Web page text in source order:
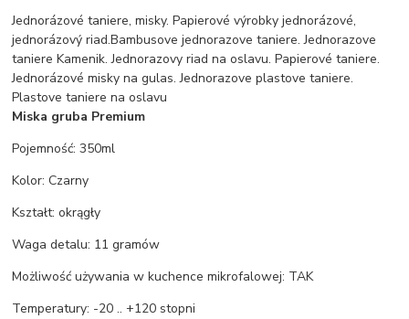
Jednorázové taniere, misky. Papierové výrobky jednorázové,
jednorázový riad.Bambusove jednorazove taniere. Jednorazove
taniere Kamenik. Jednorazovy riad na oslavu. Papierové taniere.
Jednorázové misky na gulas. Jednorazove plastove taniere.
Plastove taniere na oslavu
Miska gruba Premium
Pojemność: 350ml
Kolor: Czarny
Kształt: okrągły
Waga detalu: 11 gramów
Możliwość używania w kuchence mikrofalowej: TAK
Temperatury: -20 .. +120 stopni